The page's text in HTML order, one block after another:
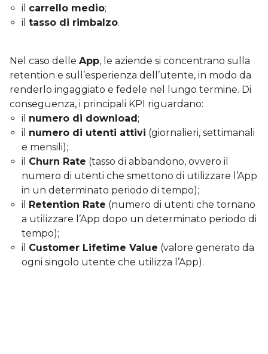
il carrello medio;
il tasso di rimbalzo.
Nel caso delle App, le aziende si concentrano sulla
retention e sull’esperienza dell’utente, in modo da
renderlo ingaggiato e fedele nel lungo termine. Di
conseguenza, i principali KPI riguardano:
il numero di download;
il numero di utenti attivi (giornalieri, settimanali
e mensili);
il Churn Rate (tasso di abbandono, ovvero il
numero di utenti che smettono di utilizzare l’App
in un determinato periodo di tempo);
il Retention Rate (numero di utenti che tornano
a utilizzare l’App dopo un determinato periodo di
tempo);
il Customer Lifetime Value (valore generato da
ogni singolo utente che utilizza l’App).